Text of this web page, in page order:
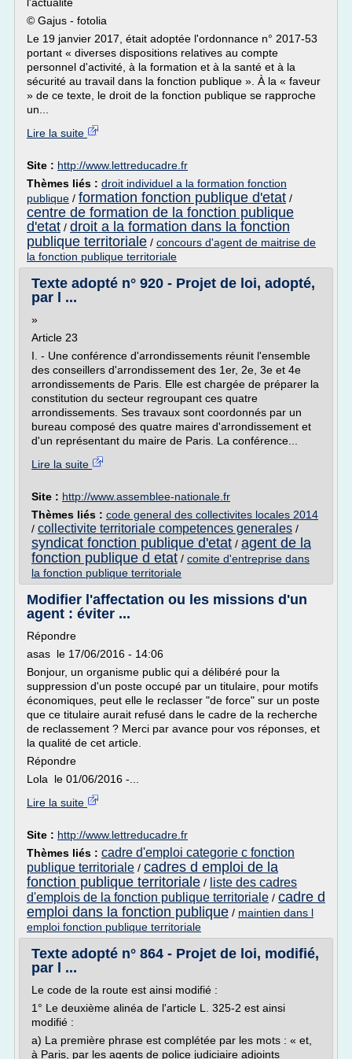
© Gajus - fotolia
Le 19 janvier 2017, était adoptée l'ordonnance n° 2017-53
portant « diverses dispositions relatives au compte
personnel d'activité, à la formation et à la santé et à la
sécurité au travail dans la fonction publique ». À la « faveur
» de ce texte, le droit de la fonction publique se rapproche
un...
Lire la suite
Site : http://www.lettreducadre.fr
Thèmes liés : droit individuel a la formation fonction
publique / formation fonction publique d'etat /
centre de formation de la fonction publique
d'etat / droit a la formation dans la fonction
publique territoriale / concours d'agent de maitrise de
la fonction publique territoriale
Texte adopté n° 920 - Projet de loi, adopté,
par l ...
»
Article 23
I. - Une conférence d'arrondissements réunit l'ensemble
des conseillers d'arrondissement des 1er, 2e, 3e et 4e
arrondissements de Paris. Elle est chargée de préparer la
constitution du secteur regroupant ces quatre
arrondissements. Ses travaux sont coordonnés par un
bureau composé des quatre maires d'arrondissement et
d'un représentant du maire de Paris. La conférence...
Lire la suite
Site : http://www.assemblee-nationale.fr
Thèmes liés : code general des collectivites locales 2014
/ collectivite territoriale competences generales /
syndicat fonction publique d'etat / agent de la
fonction publique d etat / comite d'entreprise dans
la fonction publique territoriale
Modifier l'affectation ou les missions d'un
agent : éviter ...
Répondre
asas le 17/06/2016 - 14:06
Bonjour, un organisme public qui a délibéré pour la
suppression d'un poste occupé par un titulaire, pour motifs
économiques, peut elle le reclasser "de force" sur un poste
que ce titulaire aurait refusé dans le cadre de la recherche
de reclassement ? Merci par avance pour vos réponses, et
la qualité de cet article.
Répondre
Lola le 01/06/2016 -...
Lire la suite
Site : http://www.lettreducadre.fr
Thèmes liés : cadre d'emploi categorie c fonction
publique territoriale / cadres d emploi de la
fonction publique territoriale / liste des cadres
d'emplois de la fonction publique territoriale / cadre d
emploi dans la fonction publique / maintien dans l
emploi fonction publique territoriale
Texte adopté n° 864 - Projet de loi, modifié,
par l ...
Le code de la route est ainsi modifié :
1° Le deuxième alinéa de l'article L. 325-2 est ainsi
modifié :
a) La première phrase est complétée par les mots : « et,
à Paris, par les agents de police judiciaire adjoints